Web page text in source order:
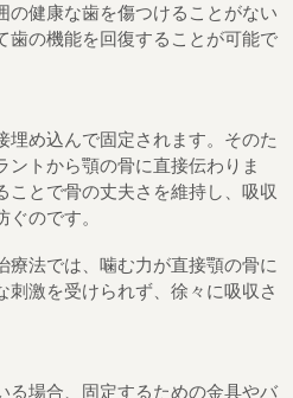
の健康な歯を傷つけることがない
歯の機能を回復することが可能で
埋め込んで固定されます。そのた
トから顎の骨に直接伝わりま
ことで骨の丈夫さを維持し、吸収
のです。
療法では、噛む力が直接顎の骨に
激を受けられず、徐々に吸収さ
る場合、固定するための金具やバ